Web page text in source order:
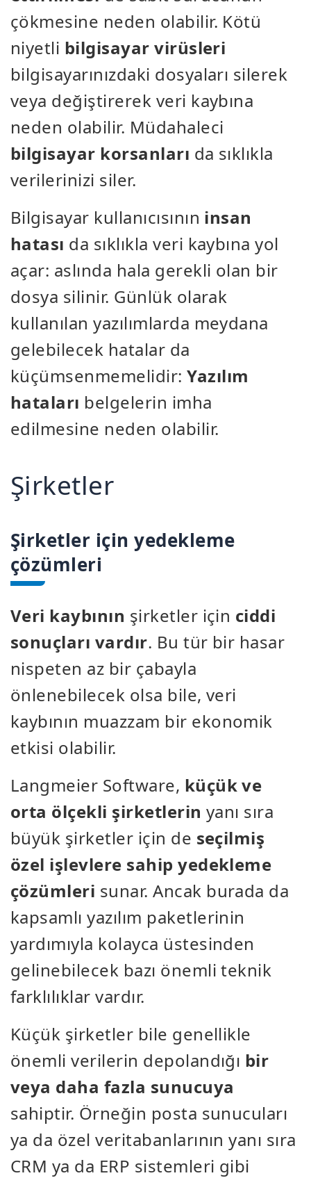
çökmesine neden olabilir. Kötü
niyetli bilgisayar virüsleri
bilgisayarınızdaki dosyaları silerek
veya değiştirerek veri kaybına
neden olabilir. Müdahaleci
bilgisayar korsanları da sıklıkla
verilerinizi siler.
Bilgisayar kullanıcısının insan
hatası da sıklıkla veri kaybına yol
açar: aslında hala gerekli olan bir
dosya silinir. Günlük olarak
kullanılan yazılımlarda meydana
gelebilecek hatalar da
küçümsenmemelidir:Yazılım
hataları belgelerin imha
edilmesine neden olabilir.
Şirketler
Şirketler için yedekleme
çözümleri
Veri kaybının şirketler için ciddi
sonuçları vardır. Bu tür bir hasar
nispeten az bir çabayla
önlenebilecek olsa bile, veri
kaybının muazzam bir ekonomik
etkisi olabilir.
Langmeier Software, küçük ve
orta ölçekli şirketlerin yanı sıra
büyük şirketler için de seçilmiş
özel işlevlere sahip yedekleme
çözümleri sunar. Ancak burada da
kapsamlı yazılım paketlerinin
yardımıyla kolayca üstesinden
gelinebilecek bazı önemli teknik
farklılıklar vardır.
Küçük şirketler bile genellikle
önemli verilerin depolandığı bir
veya daha fazla sunucuya
sahiptir. Örneğin posta sunucuları
ya da özel veritabanlarının yanı sıra
CRM ya da ERP sistemleri gibi